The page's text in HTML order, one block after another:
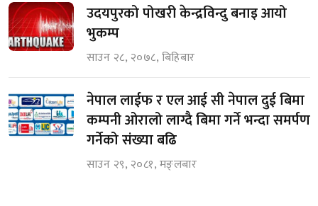
उदयपुरको पोखरी केन्द्रविन्दु बनाइ आयो
भुकम्प
साउन २८, २०७८, बिहिबार
नेपाल लाईफ र एल आई सी नेपाल दुई बिमा
कम्पनी ओरालो लाग्दै बिमा गर्ने भन्दा समर्पण
गर्नेको संख्या बढि
साउन २९, २०८१, मङ्लबार